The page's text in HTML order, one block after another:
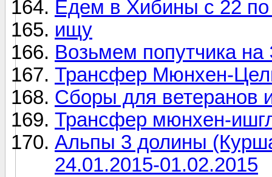
Едем в Хибины с 22 по
ищу
Возьмем попутчика на
Трансфер Мюнхен-
Сборы для ветеранов
Трансфер мюнхен-
Альпы 3 долины
24.01.2015-01.02.2015